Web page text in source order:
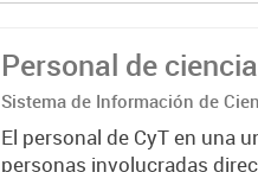
Personal de
Sistema de Información de
El personal de CyT en una
personas involucradas